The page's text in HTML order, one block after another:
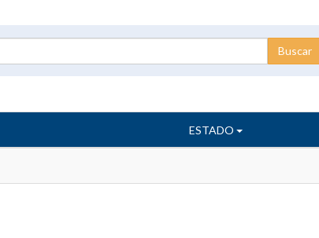
ESTADO